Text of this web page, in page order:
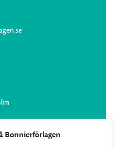
Bonnierförlagen